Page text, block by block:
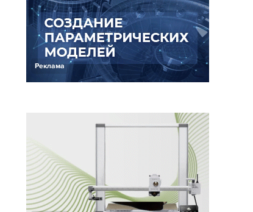
Реклама